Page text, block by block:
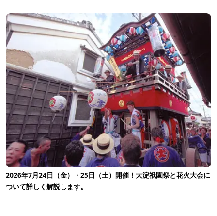
2026年7月24日（金）・25日（土）開催！大淀祇園祭と花火大会に
ついて詳しく解説します。